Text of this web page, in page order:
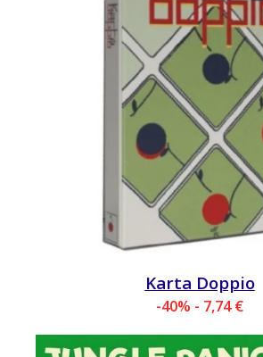
Karta Doppio
-40% - 7,74 €